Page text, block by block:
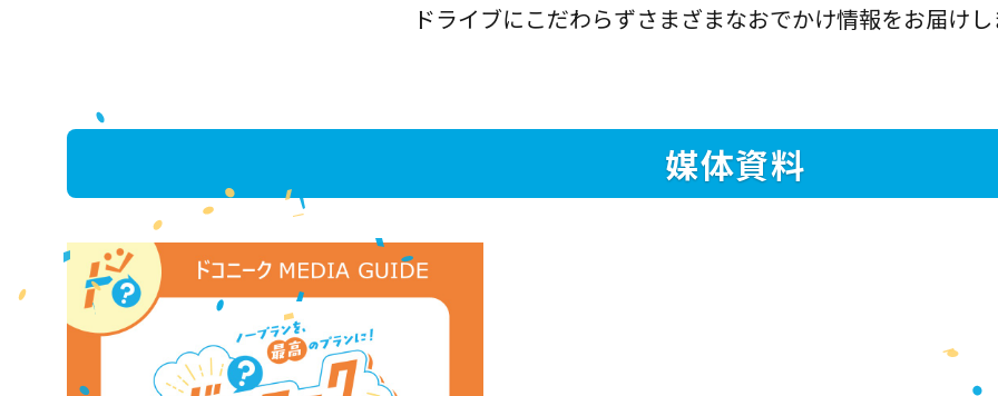
ドライブにこだわらずさまざまなおでかけ情報をお届け
媒体資料